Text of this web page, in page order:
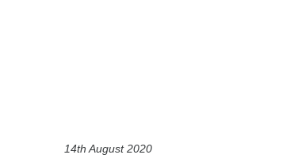
14th August 2020